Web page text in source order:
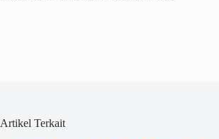
Artikel Terkait